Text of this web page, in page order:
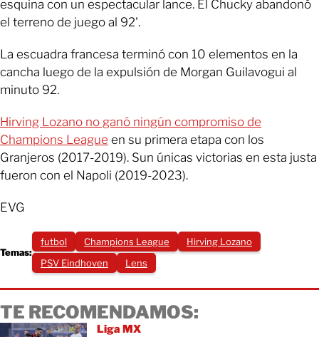
esquina con un espectacular lance. El Chucky abandonó
el terreno de juego al 92'.
La escuadra francesa terminó con 10 elementos en la
cancha luego de la expulsión de Morgan Guilavogui al
minuto 92.
Hirving Lozano no ganó ningún compromiso de
Champions League en su primera etapa con los
Granjeros (2017-2019). Sun únicas victorias en esta justa
fueron con el Napoli (2019-2023).
EVG
Temas:
futbol Champions League
Hirving Lozano
PSV Eindhoven
Lens
TE RECOMENDAMOS:
Liga MX